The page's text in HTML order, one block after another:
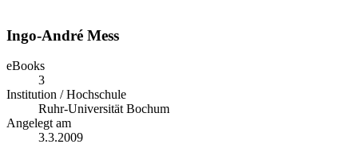
Ingo-André Mess
eBooks
3
Institution / Hochschule
Ruhr-Universität Bochum
Angelegt am
3.3.2009